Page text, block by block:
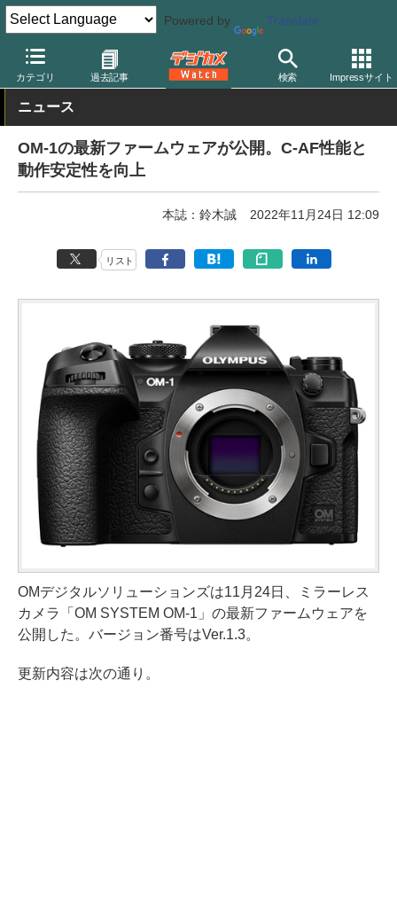
Powered by Translate
カテゴリ 過去記事 検索 Impressサイト
デジカメ Watch カメラ ミラーレスカメラ OMDS/オリンパス
ニュース
OM-1の最新ファームウェアが公開。C-AF性能と
動作安定性を向上
本誌：鈴木誠 2022年11月24日 12:09
リスト
OMデジタルソリューションズは11月24日、ミラーレス
カメラ「OM SYSTEM OM-1」の最新ファームウェアを
公開した。バージョン番号はVer.1.3。
更新内容は次の通り。